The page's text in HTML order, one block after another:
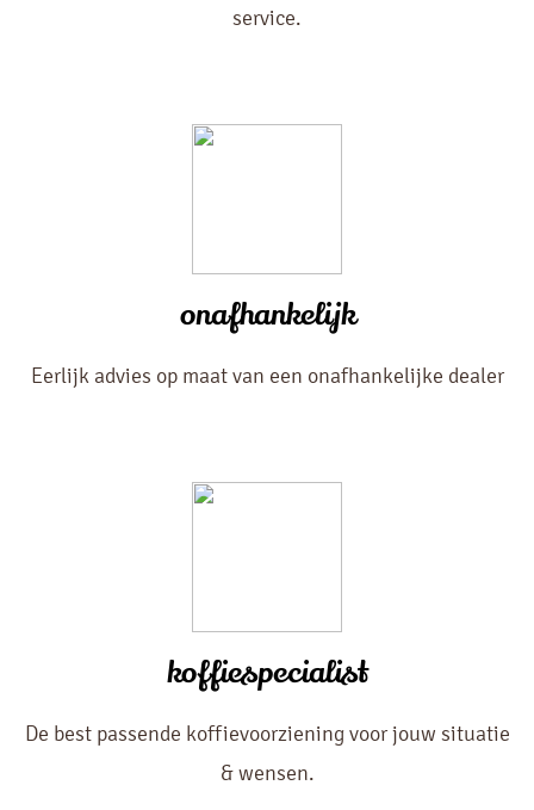
service.
onafhankelijk
Eerlijk advies op maat van een onafhankelijke dealer
koffiespecialist
De best passende koffievoorziening voor jouw situatie
& wensen.